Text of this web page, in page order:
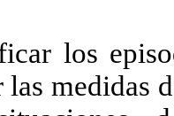
los
medidas